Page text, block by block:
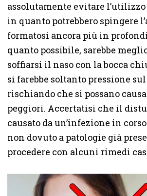
assolutamente evitare
in quanto potrebbero spingere
formatosi ancora più in
quanto possibile, sarebbe
soffiarsi il naso con la bocca
si farebbe soltanto pressione sul
rischiando che si possano
peggiori. Accertatisi che il
causato da un’infezione in
non dovuto a patologie già
procedere con alcuni rimedi